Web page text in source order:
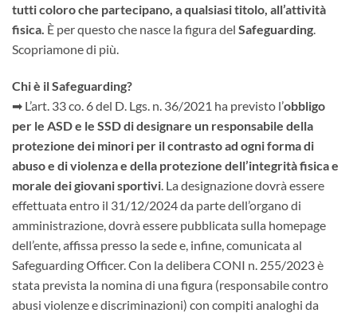
tutti coloro che partecipano, a qualsiasi titolo, all’attività
fisica. È per questo che nasce la figura del Safeguarding.
Scopriamone di più.
Chi è il Safeguarding?
➡ L’art. 33 co. 6 del D. Lgs. n. 36/2021 ha previsto l’obbligo
per le ASD e le SSD di designare un responsabile della
protezione dei minori per il contrasto ad ogni forma di
abuso e di violenza e della protezione dell’integrità fisica e
morale dei giovani sportivi . La designazione dovrà essere
effettuata entro il 31/12/2024 da parte dell’organo di
amministrazione, dovrà essere pubblicata sulla homepage
dell’ente, affissa presso la sede e, infine, comunicata al
Safeguarding Officer. Con la delibera CONI n. 255/2023 è
stata prevista la nomina di una figura (responsabile contro
abusi violenze e discriminazioni) con compiti analoghi da